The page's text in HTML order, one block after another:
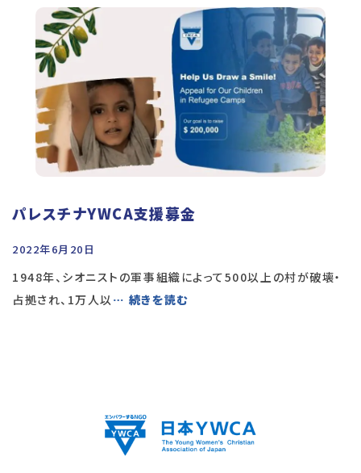
パレスチナYWCA支援募金
2022年6月20日
1948年、シオニストの軍事組織によって500以上の村が破壊・
占拠され、1万人以 … 続きを読む